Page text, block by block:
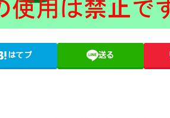
はてブ 送る